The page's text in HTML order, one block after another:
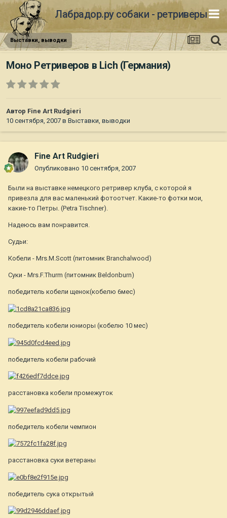
Лабрадор.ру собаки - ретриверы
Выставки, выводки
Моно Ретриверов в Lich (Германия)
Автор Fine Art Rudgieri
10 сентября, 2007 в Выставки, выводки
Fine Art Rudgieri
Опубликовано 10 сентября, 2007
Были на выставке немецкого ретривер клуба, с которой я
привезла для вас маленький фотоотчет. Какие-то фотки мои,
какие-то Петры. (Petra Tischner).
Надеюсь вам понравится.
Судьи:
Кобели - Mrs.M.Scott (питомник Branchalwood)
Суки - Mrs.F.Thurm (питомник Beldonburn)
победитель кобели щенок(кобелю 6мес)
победитель кобели юниоры (кобелю 10 мес)
победитель кобели рабочий
расстановка кобели промежуток
победитель кобели чемпион
расстановка суки ветераны
победитель сука открытый